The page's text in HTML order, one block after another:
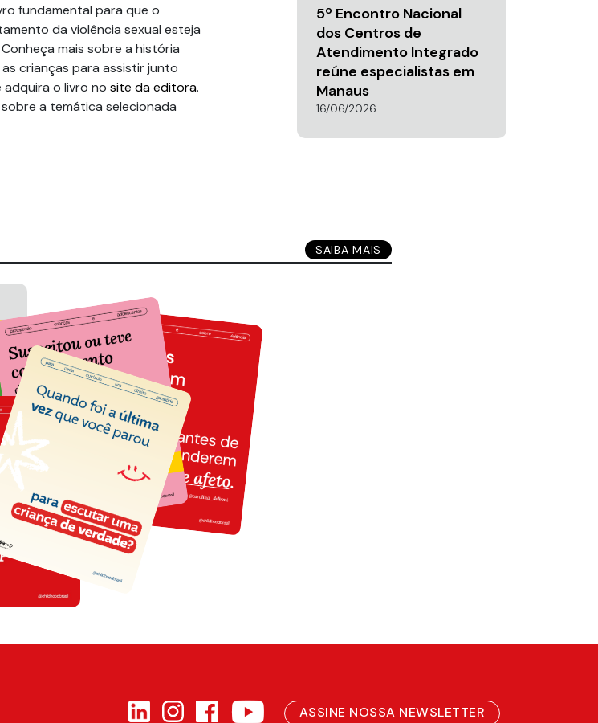
fundamental para que o
da violência sexual esteja
mais sobre a história
crianças para assistir junto
o livro no site da editora.
a temática selecionada
5º Encontro Nacional
dos Centros de
Atendimento Integrado
reúne especialistas em
Manaus
16/06/2026
SAIBA MAIS
ASSINE NOSSA NEWSLETTER